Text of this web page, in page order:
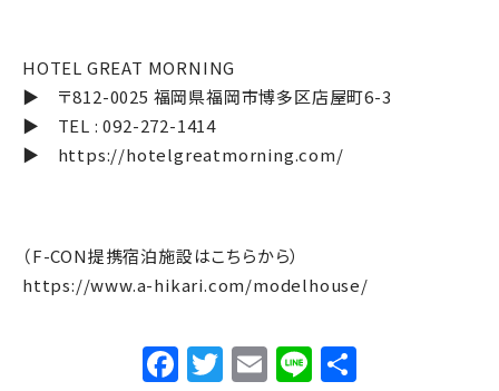
HOTEL GREAT MORNING
▶ 〒812-0025 福岡県福岡市博多区店屋町6-3
▶ TEL : 092-272-1414
▶ https://hotelgreatmorning.com/
（F-CON提携宿泊施設はこちらから）
https://www.a-hikari.com/modelhouse/
Facebook
Twitter
Email
Line